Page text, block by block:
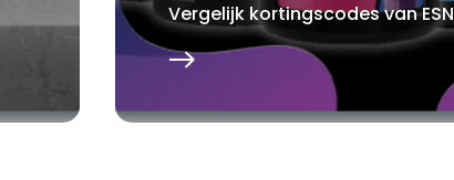
Vergelijk kortingscodes van ESN